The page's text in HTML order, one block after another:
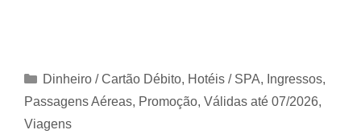
Categorias
Dinheiro / Cartão Débito, Hotéis / SPA, Ingressos,
Passagens Aéreas, Promoção, Válidas até 07/2026,
Viagens